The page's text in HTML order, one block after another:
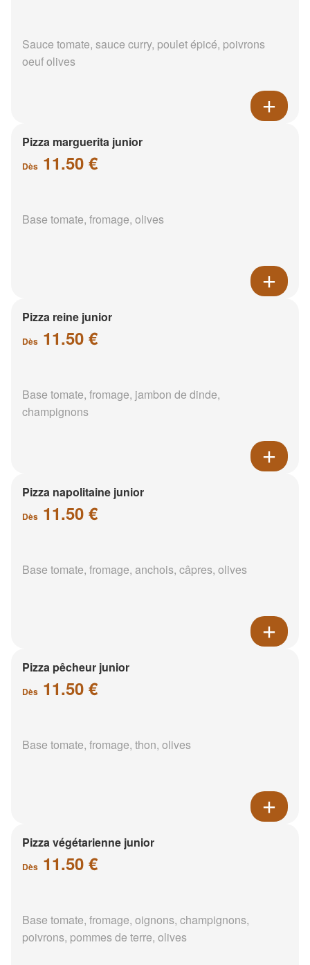
Sauce tomate, sauce curry, poulet épicé, poivrons
oeuf olives
Pizza marguerita junior
Dès 11.50 €
Base tomate, fromage, olives
Pizza reine junior
Dès 11.50 €
Base tomate, fromage, jambon de dinde,
champignons
Pizza napolitaine junior
Dès 11.50 €
Base tomate, fromage, anchois, câpres, olives
Pizza pêcheur junior
Dès 11.50 €
Base tomate, fromage, thon, olives
Pizza végétarienne junior
Dès 11.50 €
Base tomate, fromage, oignons, champignons,
poivrons, pommes de terre, olives